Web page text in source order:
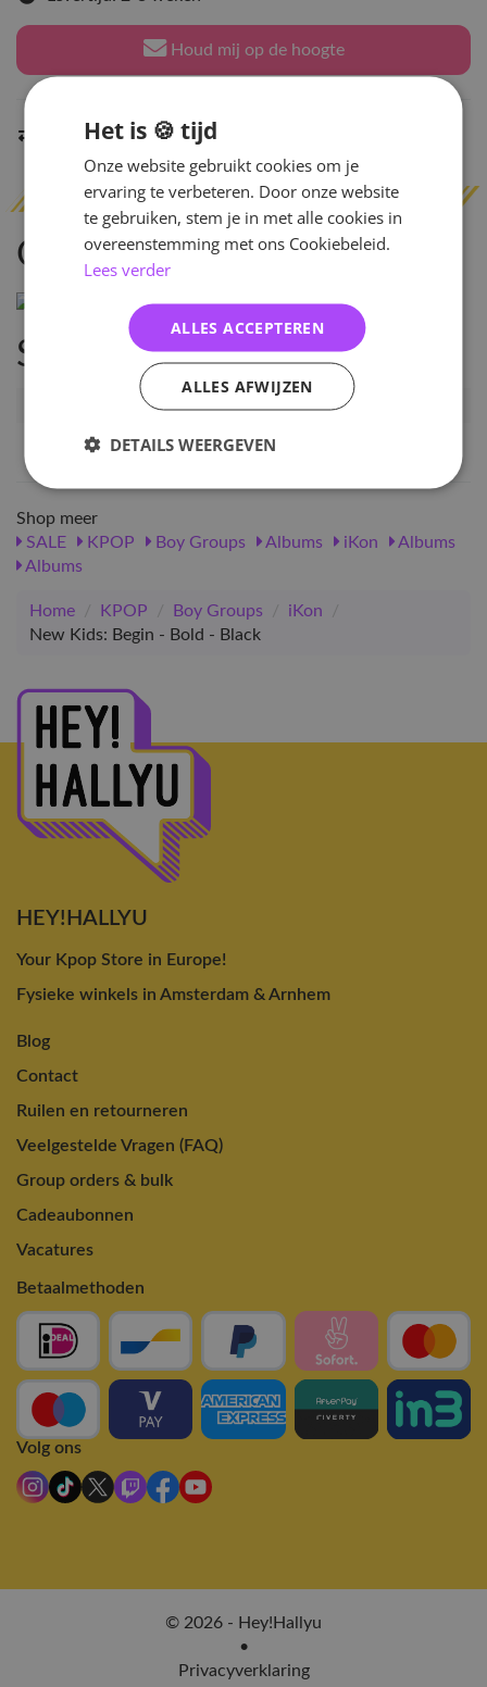
Houd mij op de hoogte
Indien op voorraadbinnen 2 werkdagen
Omschrijving
Specificaties
Artikelnummer
22685
EAN nummer
8809314513440
Shop meer
SALE
KPOP Boy Groups Albums iKon
Albums
Albums
Home / KPOP / Boy Groups / iKon
/
New Kids: Begin - Bold - Black
HEY!HALLYU
Your Kpop Store in Europe!
Fysieke winkels in Amsterdam & Arnhem
Blog
Contact
Ruilen en retourneren
Veelgestelde Vragen (FAQ)
Group orders & bulk
Cadeaubonnen
Vacatures
Betaalmethoden
Volg ons
© 2026 - Hey!Hallyu
•
Privacyverklaring
Het is 🍪 tijd
Onze website gebruikt cookies om je
ervaring te verbeteren. Door onze website
te gebruiken, stem je in met alle cookies in
overeenstemming met ons Cookiebeleid.
Lees verder
ALLES ACCEPTEREN
ALLES AFWIJZEN
DETAILS WEERGEVEN